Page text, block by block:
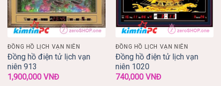
ĐỒNG HỒ LỊCH VẠN NIÊN
Đồng hồ điện tử lịch vạn
niên 913
1,900,000 VNĐ
ĐỒNG HỒ LỊCH VẠN NIÊN
Đồng hồ điện tử lịch vạn
niên 1020
740,000 VNĐ